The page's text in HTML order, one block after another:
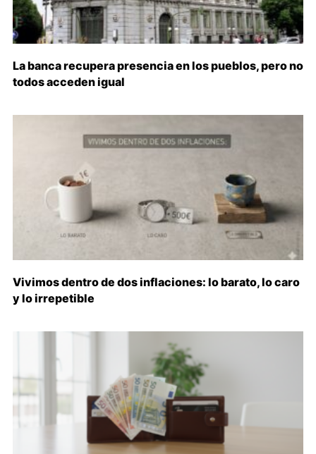
La banca recupera presencia en los pueblos, pero no
todos acceden igual
Vivimos dentro de dos inflaciones: lo barato, lo caro
y lo irrepetible